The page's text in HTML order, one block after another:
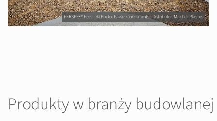
PERSPEX® Frost | © Photo: Pavan Consultants | Distributor: Mitchell Plastics
Produkty w branży budowlanej